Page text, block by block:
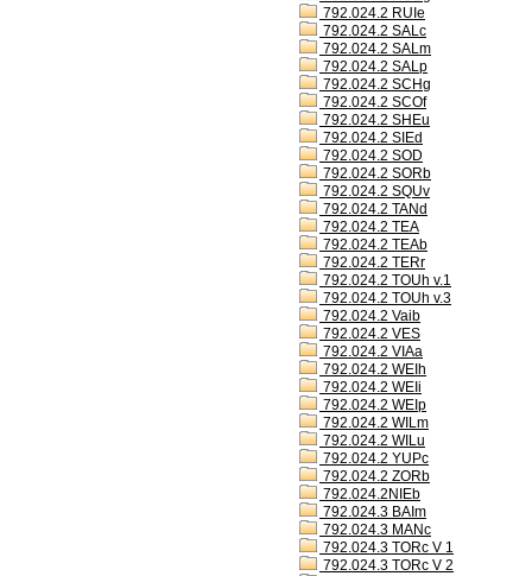
792.024.2 RUIe
792.024.2 SALc
792.024.2 SALm
792.024.2 SALp
792.024.2 SCHg
792.024.2 SCOf
792.024.2 SHEu
792.024.2 SIEd
792.024.2 SOD
792.024.2 SORb
792.024.2 SQUv
792.024.2 TANd
792.024.2 TEA
792.024.2 TEAb
792.024.2 TERr
792.024.2 TOUh v.1
792.024.2 TOUh v.3
792.024.2 Vaib
792.024.2 VES
792.024.2 VIAa
792.024.2 WEIh
792.024.2 WEIi
792.024.2 WEIp
792.024.2 WILm
792.024.2 WILu
792.024.2 YUPc
792.024.2 ZORb
792.024.2NIEb
792.024.3 BAIm
792.024.3 MANc
792.024.3 TORc V 1
792.024.3 TORc V 2